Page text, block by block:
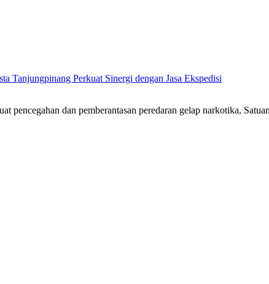
Tanjungpinang Perkuat Sinergi dengan Jasa Ekspedisi
pencegahan dan pemberantasan peredaran gelap narkotika,